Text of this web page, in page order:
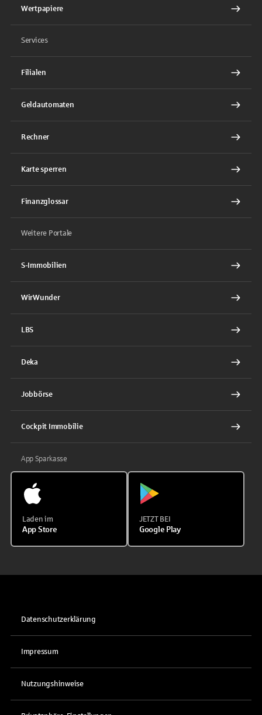
Wertpapiere
Services
Filialen
Geldautomaten
Rechner
Karte sperren
Finanzglossar
Weitere Portale
S-Immobilien
WirWunder
LBS
Deka
Jobbörse
Cockpit Immobilie
App Sparkasse
Laden im
App Store
JETZT BEI
Google Play
Datenschutzerklärung
Impressum
Nutzungshinweise